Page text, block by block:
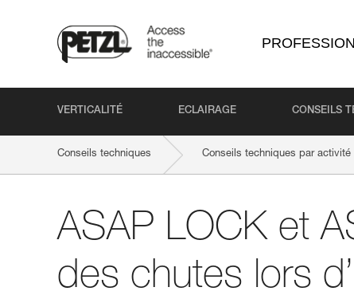
VERTICALITÉ ECLAIRAGE CONSEILS
Conseils techniques Conseils techniques par activité
ASAP LOCK et
des chutes lors